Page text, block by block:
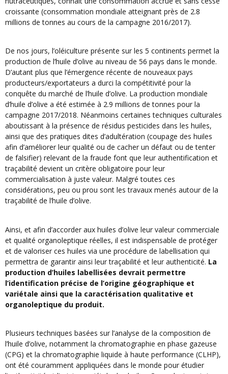
croissante (consommation mondiale atteignant près de 2.8
millions de tonnes au cours de la campagne 2016/2017).
De nos jours, l’oléiculture présente sur les 5 continents permet la
production de l’huile d’olive au niveau de 56 pays dans le monde.
D’autant plus que l’émergence récente de nouveaux pays
producteurs/exportateurs a durci la compétitivité pour la
conquête du marché de l’huile d’olive. La production mondiale
d’huile d’olive a été estimée à 2.9 millions de tonnes pour la
campagne 2017/2018. Néanmoins certaines techniques culturales
aboutissant à la présence de résidus pesticides dans les huiles,
ainsi que des pratiques dites d’adultération (coupage des huiles
afin d’améliorer leur qualité ou de cacher un défaut ou de tenter
de falsifier) relevant de la fraude font que leur authentification et
traçabilité devient un critère obligatoire pour leur
commercialisation à juste valeur. Malgré toutes ces
considérations, peu ou prou sont les travaux menés autour de la
traçabilité de l’huile d’olive.
Ainsi, et afin d’accorder aux huiles d’olive leur valeur commerciale
et qualité organoleptique réelles, il est indispensable de protéger
et de valoriser ces huiles via une procédure de labellisation qui
permettra de garantir ainsi leur traçabilité et leur authenticité. La
production d’huiles labellisées devrait permettre
l’identification précise de l’origine géographique et
variétale ainsi que la caractérisation qualitative et
organoleptique du produit.
Plusieurs techniques basées sur l’analyse de la composition de
l’huile d’olive, notamment la chromatographie en phase gazeuse
(CPG) et la chromatographie liquide à haute performance (CLHP),
ont été couramment appliquées dans le monde pour étudier